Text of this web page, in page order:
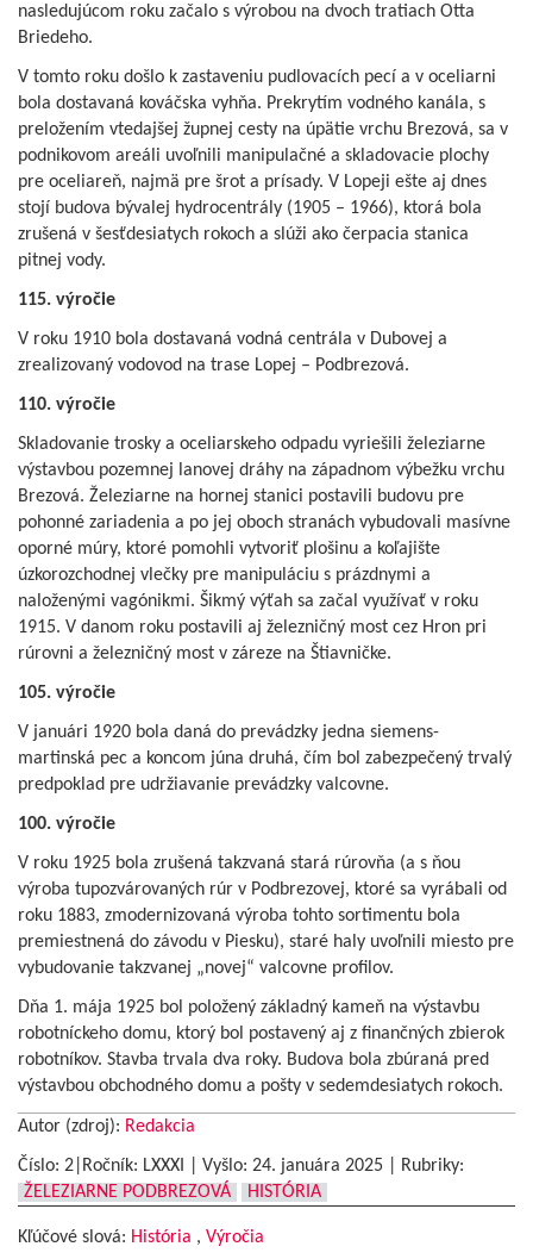
nasledujúcom roku začalo s výrobou na dvoch tratiach Otta
Briedeho.
V tomto roku došlo k zastaveniu pudlovacích pecí a v oceliarni
bola dostavaná kováčska vyhňa. Prekrytím vodného kanála, s
preložením vtedajšej župnej cesty na úpätie vrchu Brezová, sa v
podnikovom areáli uvoľnili manipulačné a skladovacie plochy
pre oceliareň, najmä pre šrot a prísady. V Lopeji ešte aj dnes
stojí budova bývalej hydrocentrály (1905 – 1966), ktorá bola
zrušená v šesťdesiatych rokoch a slúži ako čerpacia stanica
pitnej vody.
115. výročie
V roku 1910 bola dostavaná vodná centrála v Dubovej a
zrealizovaný vodovod na trase Lopej – Podbrezová.
110. výročie
Skladovanie trosky a oceliarskeho odpadu vyriešili železiarne
výstavbou pozemnej lanovej dráhy na západnom výbežku vrchu
Brezová. Železiarne na hornej stanici postavili budovu pre
pohonné zariadenia a po jej oboch stranách vybudovali masívne
oporné múry, ktoré pomohli vytvoriť plošinu a koľajište
úzkorozchodnej vlečky pre manipuláciu s prázdnymi a
naloženými vagónikmi. Šikmý výťah sa začal využívať v roku
1915. V danom roku postavili aj železničný most cez Hron pri
rúrovni a železničný most v záreze na Štiavničke.
105. výročie
V januári 1920 bola daná do prevádzky jedna siemens-
martinská pec a koncom júna druhá, čím bol zabezpečený trvalý
predpoklad pre udržiavanie prevádzky valcovne.
100. výročie
V roku 1925 bola zrušená takzvaná stará rúrovňa (a s ňou
výroba tupozvárovaných rúr v Podbrezovej, ktoré sa vyrábali od
roku 1883, zmodernizovaná výroba tohto sortimentu bola
premiestnená do závodu v Piesku), staré haly uvoľnili miesto pre
vybudovanie takzvanej „novej“ valcovne profilov.
Dňa 1. mája 1925 bol položený základný kameň na výstavbu
robotníckeho domu, ktorý bol postavený aj z finančných zbierok
robotníkov. Stavba trvala dva roky. Budova bola zbúraná pred
výstavbou obchodného domu a pošty v sedemdesiatych rokoch.
Autor (zdroj): Redakcia
Číslo: 2|Ročník: LXXXI | Vyšlo: 24. januára 2025
Rubriky:
ŽELEZIARNE PODBREZOVÁ
HISTÓRIA
Kľúčové slová: História , Výročia